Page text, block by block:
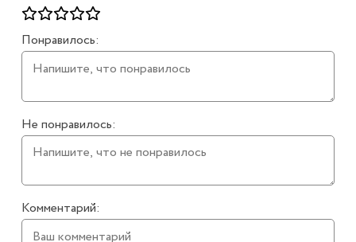
Понравилось:
Не понравилось:
Комментарий: